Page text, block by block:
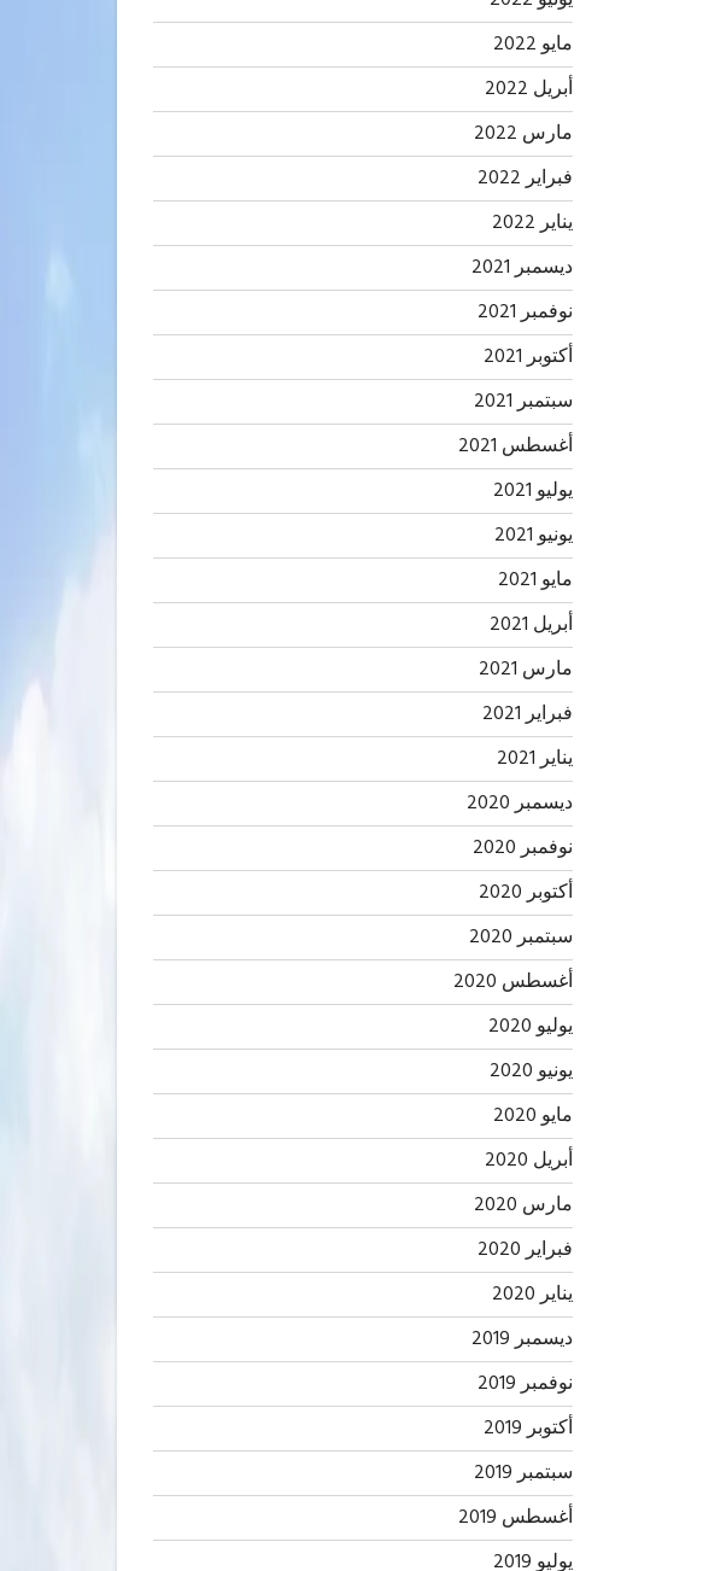
مايو 2022
أبريل 2022
مارس 2022
فبراير 2022
يناير 2022
ديسمبر 2021
نوفمبر 2021
أكتوبر 2021
سبتمبر 2021
أغسطس 2021
يوليو 2021
يونيو 2021
مايو 2021
أبريل 2021
مارس 2021
فبراير 2021
يناير 2021
ديسمبر 2020
نوفمبر 2020
أكتوبر 2020
سبتمبر 2020
أغسطس 2020
يوليو 2020
يونيو 2020
مايو 2020
أبريل 2020
مارس 2020
فبراير 2020
يناير 2020
ديسمبر 2019
نوفمبر 2019
أكتوبر 2019
سبتمبر 2019
أغسطس 2019
يوليو 2019